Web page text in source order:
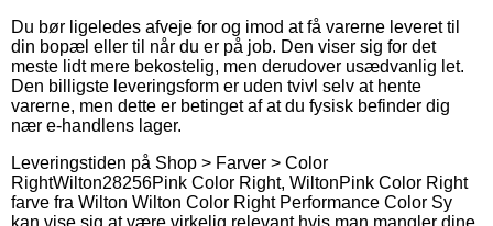
Du bør ligeledes afveje for og imod at få varerne leveret til
din bopæl eller til når du er på job. Den viser sig for det
meste lidt mere bekostelig, men derudover usædvanlig let.
Den billigste leveringsform er uden tvivl selv at hente
varerne, men dette er betinget af at du fysisk befinder dig
nær e-handlens lager.
Leveringstiden på Shop > Farver > Color
RightWilton28256Pink Color Right, WiltonPink Color Right
farve fra Wilton Wilton Color Right Performance Color Sy
kan vise sig at være virkelig relevant hvis man mangler dine